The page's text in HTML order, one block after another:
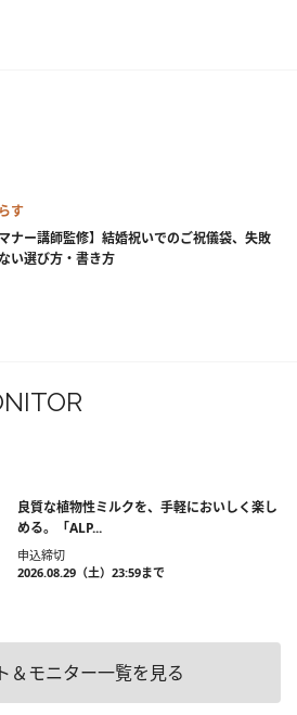
す
マナー講師監修】結婚祝いでのご祝儀袋、失敗
い選び方・書き方
良質な植物性ミルクを、手軽においしく楽し
める。「ALP...
申込締切
2026.08.29（土）23:59まで
＆モニター一覧を見る